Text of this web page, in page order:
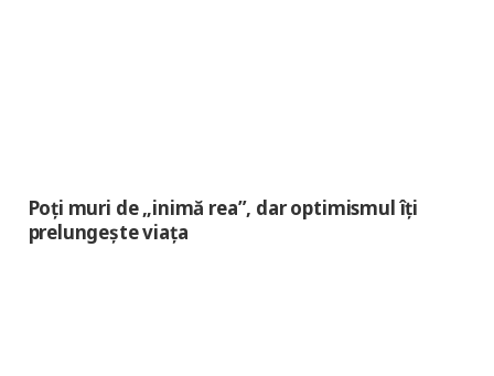
Poți muri de „inimă rea”, dar optimismul îți
prelungește viața